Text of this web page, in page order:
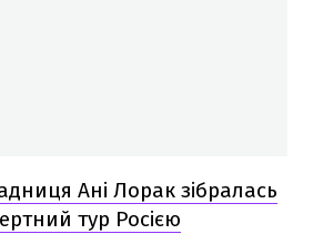
Ані Лорак зібралась
тур Росією